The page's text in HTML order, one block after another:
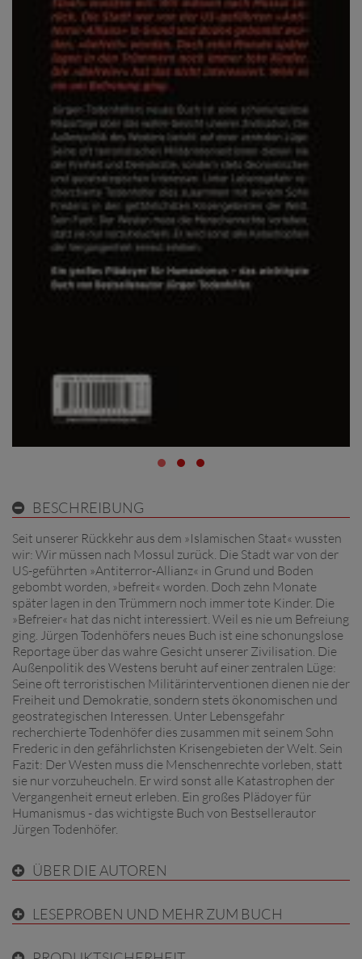
BESCHREIBUNG
Seit unserer Rückkehr aus dem »Islamischen Staat« wussten
wir: Wir müssen nach Mossul zurück. Die Stadt war von der
US-geführten »Antiterror-Allianz« in Grund und Boden
gebombt worden, »befreit« worden. Doch zehn Monate
später lagen in den Trümmern noch immer tote Kinder. Die
»Befreier« hat das nicht interessiert. Weil es nie um Befreiung
ging. Jürgen Todenhöfers neues Buch ist eine schonungslose
Reportage über das wahre Gesicht unserer Zivilisation. Die
Außenpolitik des Westens beruht auf einer zentralen Lüge:
Seine oft terroristischen Militärinterventionen dienen nie der
Freiheit und Demokratie, sondern stets ökonomischen und
geostrategischen Interessen. Unter Lebensgefahr
recherchierte Todenhöfer dies zusammen mit seinem Sohn
Frederic in den gefährlichsten Krisengebieten der Welt. Sein
Fazit: Der Westen muss die Menschenrechte vorleben, statt
sie nur vorzuheucheln. Er wird sonst alle Katastrophen der
Vergangenheit erneut erleben. Ein großes Plädoyer für
Humanismus - das wichtigste Buch von Bestsellerautor
Jürgen Todenhöfer.
ÜBER DIE AUTOREN
LESEPROBEN UND MEHR ZUM BUCH